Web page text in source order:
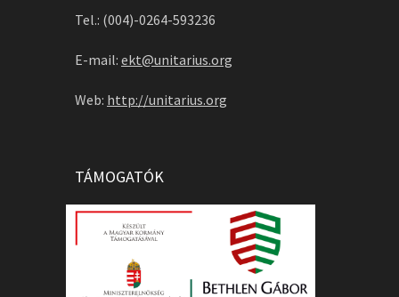
Tel.: (004)-0264-593236
E-mail: ekt@unitarius.org
Web: http://unitarius.org
TÁMOGATÓK